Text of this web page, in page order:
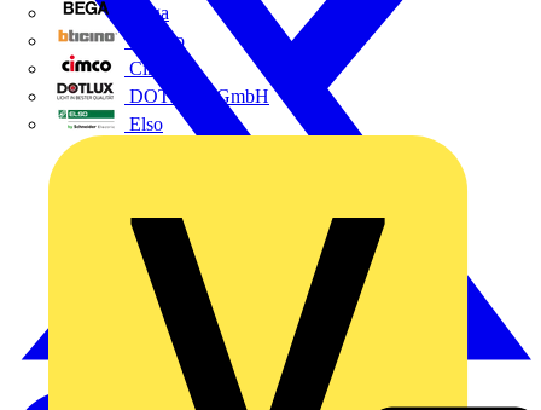
Bega
Bticino
Cimco
DOTLUX GmbH
Elso